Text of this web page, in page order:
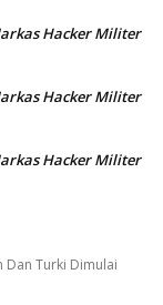
Hacker Militer
Hacker Militer
Hacker Militer